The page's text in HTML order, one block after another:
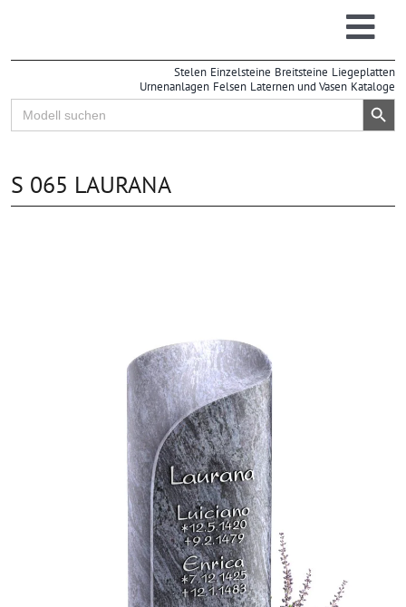
Stelen Einzelsteine Breitsteine Liegeplatten
Urnenanlagen Felsen Laternen und Vasen Kataloge
Search
for:
Search Button
S 065 LAURANA